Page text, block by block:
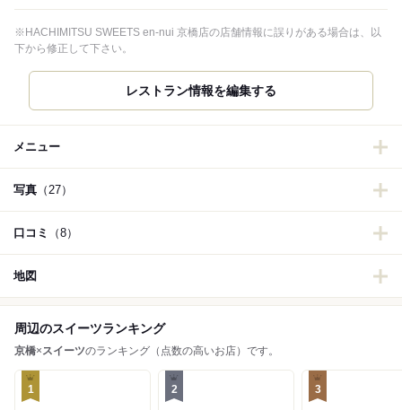
※HACHIMITSU SWEETS en-nui 京橋店の店舗情報に誤りがある場合は、以
下から修正して下さい。
レストラン情報を編集する
メニュー
写真 （27）
口コミ （8）
地図
周辺のスイーツランキング
京橋×スイーツのランキング（点数の高いお店）です。
1 2 3